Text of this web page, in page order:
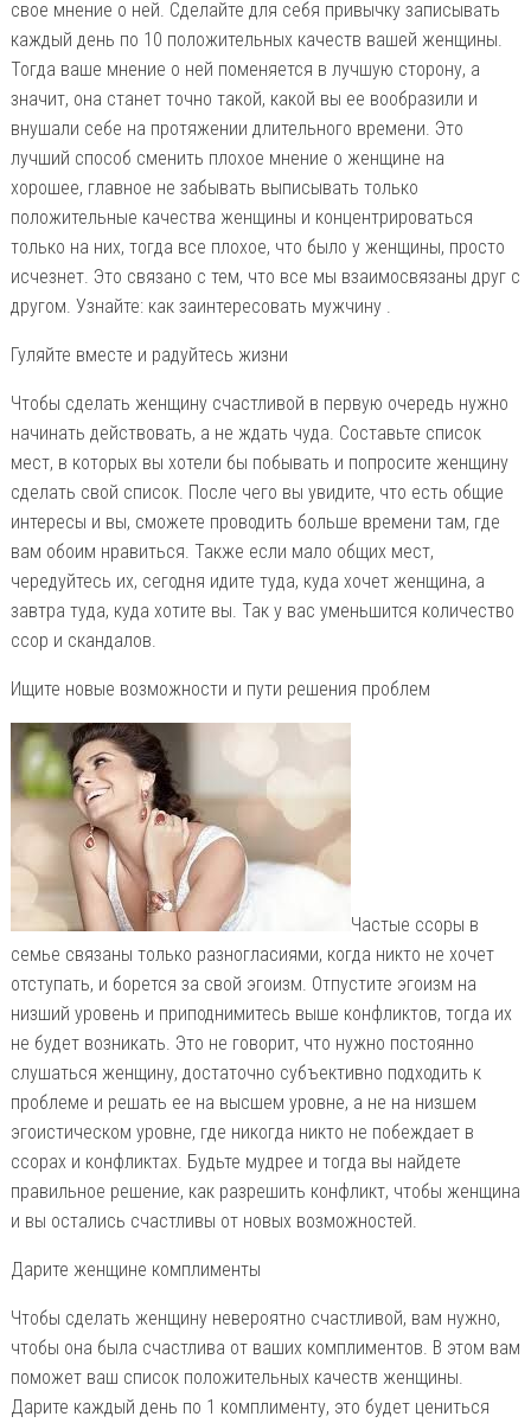
свое мнение о ней. Сделайте для себя привычку записывать
каждый день по 10 положительных качеств вашей женщины.
Тогда ваше мнение о ней поменяется в лучшую сторону, а
значит, она станет точно такой, какой вы ее вообразили и
внушали себе на протяжении длительного времени. Это
лучший способ сменить плохое мнение о женщине на
хорошее, главное не забывать выписывать только
положительные качества женщины и концентрироваться
только на них, тогда все плохое, что было у женщины, просто
исчезнет. Это связано с тем, что все мы взаимосвязаны друг с
другом. Узнайте: как заинтересовать мужчину .
Гуляйте вместе и радуйтесь жизни
Чтобы сделать женщину счастливой в первую очередь нужно
начинать действовать, а не ждать чуда. Составьте список
мест, в которых вы хотели бы побывать и попросите женщину
сделать свой список. После чего вы увидите, что есть общие
интересы и вы, сможете проводить больше времени там, где
вам обоим нравиться. Также если мало общих мест,
чередуйтесь их, сегодня идите туда, куда хочет женщина, а
завтра туда, куда хотите вы. Так у вас уменьшится количество
ссор и скандалов.
Ищите новые возможности и пути решения проблем
Частые ссоры в
семье связаны только разногласиями, когда никто не хочет
отступать, и борется за свой эгоизм. Отпустите эгоизм на
низший уровень и приподнимитесь выше конфликтов, тогда их
не будет возникать. Это не говорит, что нужно постоянно
слушаться женщину, достаточно субъективно подходить к
проблеме и решать ее на высшем уровне, а не на низшем
эгоистическом уровне, где никогда никто не побеждает в
ссорах и конфликтах. Будьте мудрее и тогда вы найдете
правильное решение, как разрешить конфликт, чтобы женщина
и вы остались счастливы от новых возможностей.
Дарите женщине комплименты
Чтобы сделать женщину невероятно счастливой, вам нужно,
чтобы она была счастлива от ваших комплиментов. В этом вам
поможет ваш список положительных качеств женщины.
Дарите каждый день по 1 комплименту, это будет цениться